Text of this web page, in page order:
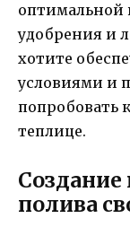
оптимальной
удобрения и
хотите
условиями и
попробовать
теплице.
полива